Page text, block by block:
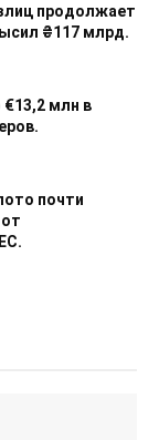
продолжает
₴117 млрд.
€13,2 млн в
почти